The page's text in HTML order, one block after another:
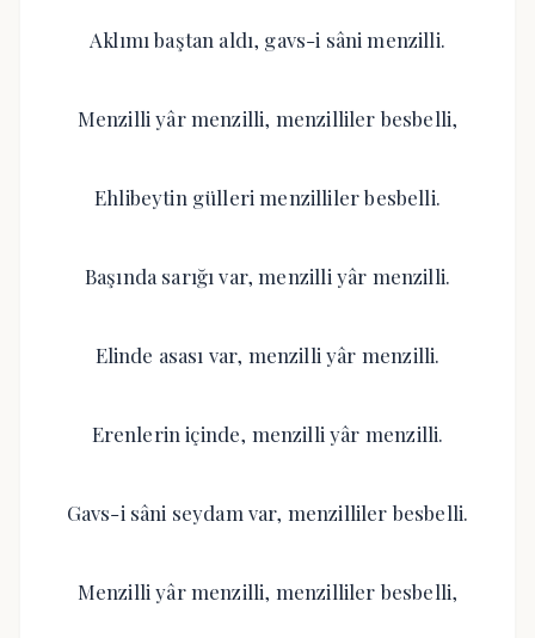
Aklımı baştan aldı, gavs-i sâni menzilli.
Menzilli yâr menzilli, menzilliler besbelli,
Ehlibeytin gülleri menzilliler besbelli.
Başında sarığı var, menzilli yâr menzilli.
Elinde asası var, menzilli yâr menzilli.
Erenlerin içinde, menzilli yâr menzilli.
Gavs-i sâni seydam var, menzilliler besbelli.
Menzilli yâr menzilli, menzilliler besbelli,